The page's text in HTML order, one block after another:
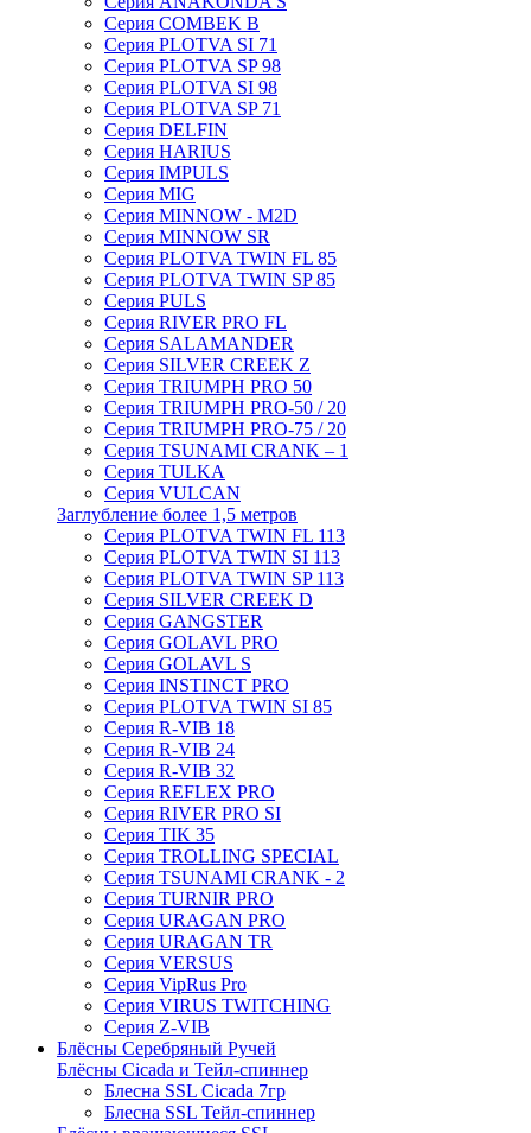
Серия COMBEK B
Серия PLOTVA SI 71
Серия PLOTVA SP 98
Серия PLOTVA SI 98
Серия PLOTVA SP 71
Серия DELFIN
Серия HARIUS
Серия IMPULS
Серия MIG
Серия MINNOW - M2D
Серия MINNOW SR
Серия PLOTVA TWIN FL 85
Серия PLOTVA TWIN SP 85
Серия PULS
Серия RIVER PRO FL
Серия SALAMANDER
Серия SILVER CREEK Z
Серия TRIUMPH PRO 50
Серия TRIUMPH PRO-50 / 20
Серия TRIUMPH PRO-75 / 20
Серия TSUNAMI CRANK – 1
Серия TULKA
Серия VULCAN
Заглубление более 1,5 метров
Серия PLOTVA TWIN FL 113
Серия PLOTVA TWIN SI 113
Серия PLOTVA TWIN SP 113
Серия SILVER CREEK D
Серия GANGSTER
Серия GOLAVL PRO
Серия GOLAVL S
Серия INSTINCT PRO
Серия PLOTVA TWIN SI 85
Серия R-VIB 18
Серия R-VIB 24
Серия R-VIB 32
Серия REFLEX PRO
Серия RIVER PRO SI
Серия TIK 35
Серия TROLLING SPECIAL
Серия TSUNAMI CRANK - 2
Серия TURNIR PRO
Серия URAGAN PRO
Серия URAGAN TR
Серия VERSUS
Серия VipRus Pro
Серия VIRUS TWITCHING
Серия Z-VIB
Блёсны Серебряный Ручей
Блёсны Cicada и Тейл-спиннер
Блесна SSL Cicada 7гр
Блесна SSL Тейл-спиннер